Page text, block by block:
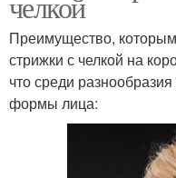
Преимущество,
стрижки с челкой на
что среди
формы лица: